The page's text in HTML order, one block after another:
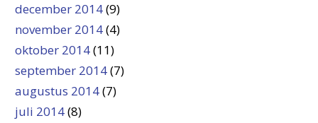
december 2014(9)
november 2014(4)
oktober 2014(11)
september 2014(7)
augustus 2014(7)
juli 2014(8)